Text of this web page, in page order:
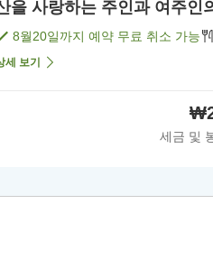
을 사랑하는 주인과 여주인
8월20일까지 예약 무료 취소 가능
세 보기
세금 및